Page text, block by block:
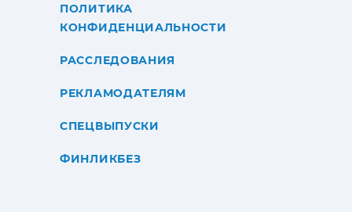
ПОЛИТИКА
КОНФИДЕНЦИАЛЬНОСТИ
РАССЛЕДОВАНИЯ
РЕКЛАМОДАТЕЛЯМ
СПЕЦВЫПУСКИ
ФИНЛИКБЕЗ